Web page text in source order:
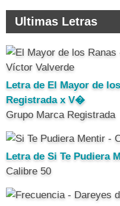
Ultimas Letras
Letra de El Mayor de
Registrada x V�
Grupo Marca Registrada
Letra de Si Te Pudiera
Calibre 50